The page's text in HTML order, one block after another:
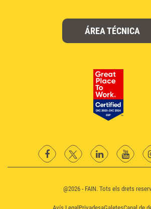
ÁREA TÉCNICA
facebooktwitter LinkedinYouTube
@2026 - FAIN. Tots els drets